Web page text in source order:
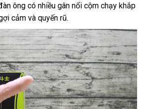
khẩu
hàng
ông có nhiều gân nổi cộm chạy khắp
cảm nội
địa
và quyến rũ.